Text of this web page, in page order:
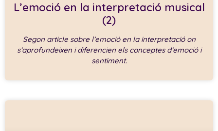
L’emoció en la interpretació musical
(2)
Segon article sobre l’emoció en la interpretació on
s’aprofundeixen i diferencien els conceptes d’emoció i
sentiment.